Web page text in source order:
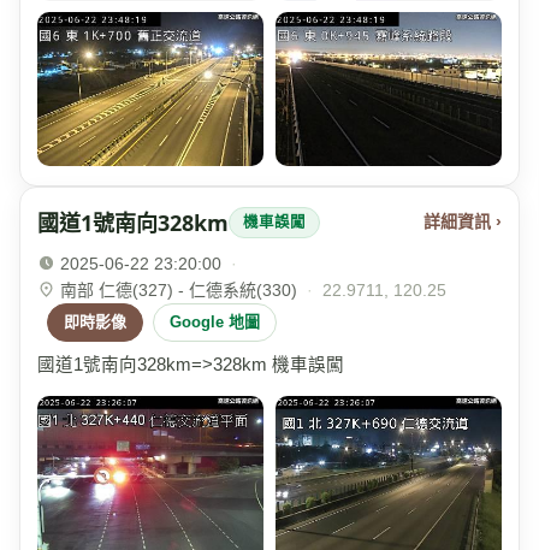
國道1號南向328km 機車誤闖 詳細資訊 ›
2025-06-22 23:20:00
·
南部 仁德(327) - 仁德系統(330)
· 22.9711, 120.25
即時影像 Google 地圖
國道1號南向328km=>328km 機車誤闖